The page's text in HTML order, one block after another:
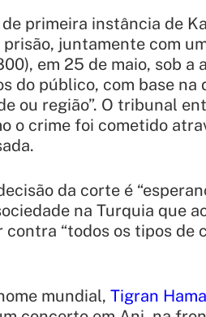
primeira instância de
prisão, juntamente com
em 25 de maio, sob a
do público, com base na
ou região”. O tribunal
o crime foi cometido
da corte é
na Turquia que
“todos os tipos de
mundial, Tigran